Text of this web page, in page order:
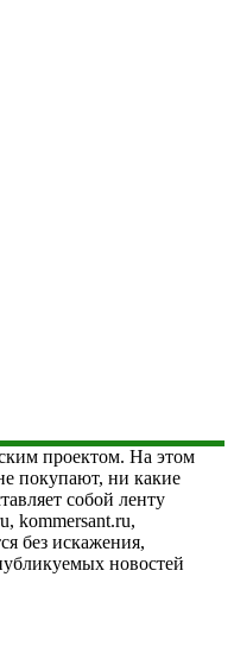
проектом. На этом
покупают, ни какие
собой ленту
kommersant.ru,
без искажения,
новостей